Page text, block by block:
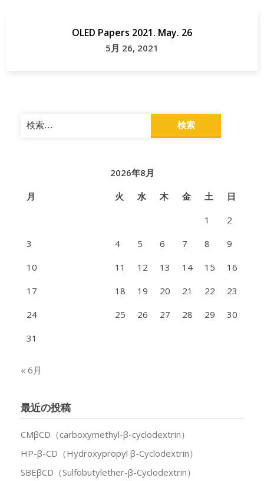
OLED Papers 2021. May. 26
5月 26, 2021
検
索:
2026年8月
月
火 水 木 金 土
日
1
2
3
4 5 6 7 8
9
10
11 12 13 14 15
16
17
18 19 20 21 22
23
24
25 26 27 28 29
30
31
« 6月
最近の投稿
CMβCD（carboxymethyl-β-cyclodextrin）
HP-β-CD（Hydroxypropyl β-Cyclodextrin）
SBEβCD（Sulfobutylether-β-Cyclodextrin）